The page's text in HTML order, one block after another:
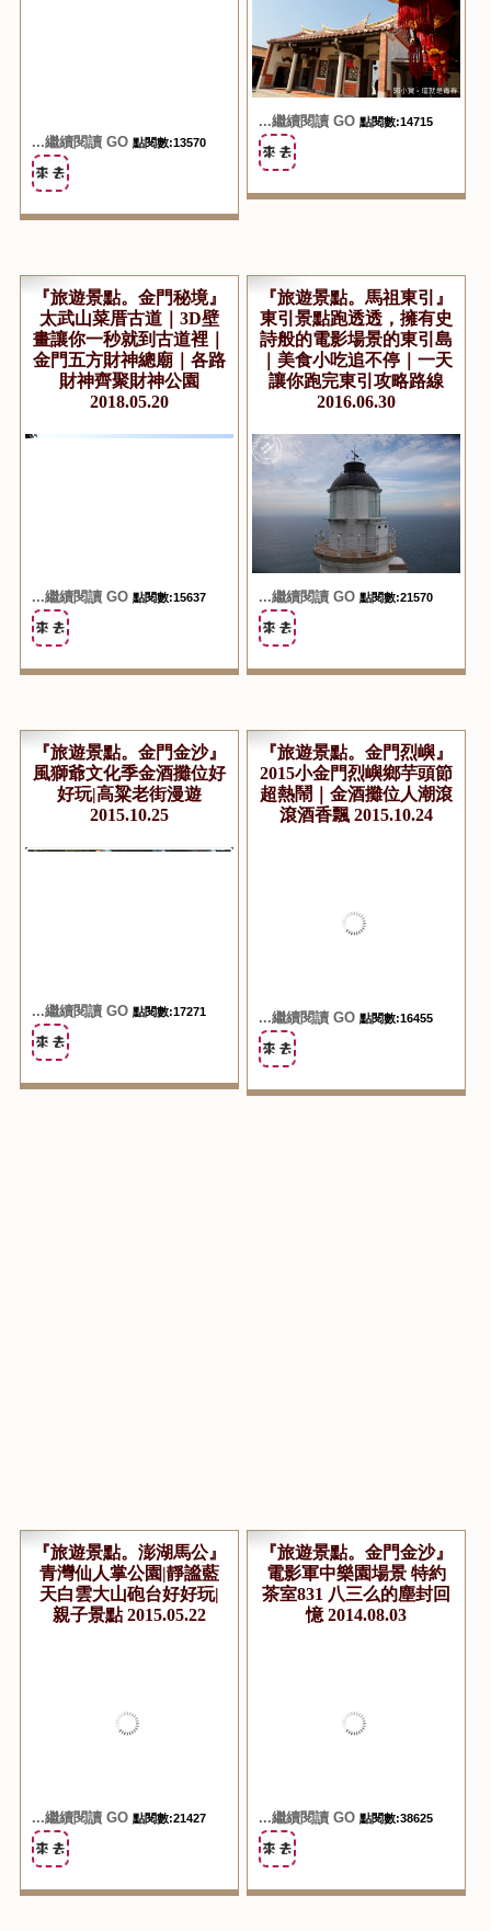
...繼續閱讀 GO 點閱數:13570
...繼續閱讀 GO 點閱數:14715
『旅遊景點。金門秘境』
太武山菜厝古道｜3D壁
畫讓你一秒就到古道裡｜
金門五方財神總廟｜各路
財神齊聚財神公園
2018.05.20
...繼續閱讀 GO 點閱數:15637
『旅遊景點。馬祖東引』
東引景點跑透透，擁有史
詩般的電影場景的東引島
｜美食小吃追不停｜一天
讓你跑完東引攻略路線
2016.06.30
...繼續閱讀 GO 點閱數:21570
『旅遊景點。金門金沙』
風獅爺文化季金酒攤位好
好玩|高粱老街漫遊
2015.10.25
...繼續閱讀 GO 點閱數:17271
『旅遊景點。金門烈嶼』
2015小金門烈嶼鄉芋頭節
超熱鬧｜金酒攤位人潮滾
滾酒香飄 2015.10.24
...繼續閱讀 GO 點閱數:16455
『旅遊景點。澎湖馬公』
青灣仙人掌公園|靜謐藍
天白雲大山砲台好好玩|
親子景點 2015.05.22
『旅遊景點。金門金沙』
電影軍中樂園場景 特約
茶室831 八三么的塵封回
憶 2014.08.03
...繼續閱讀 GO 點閱數:38625